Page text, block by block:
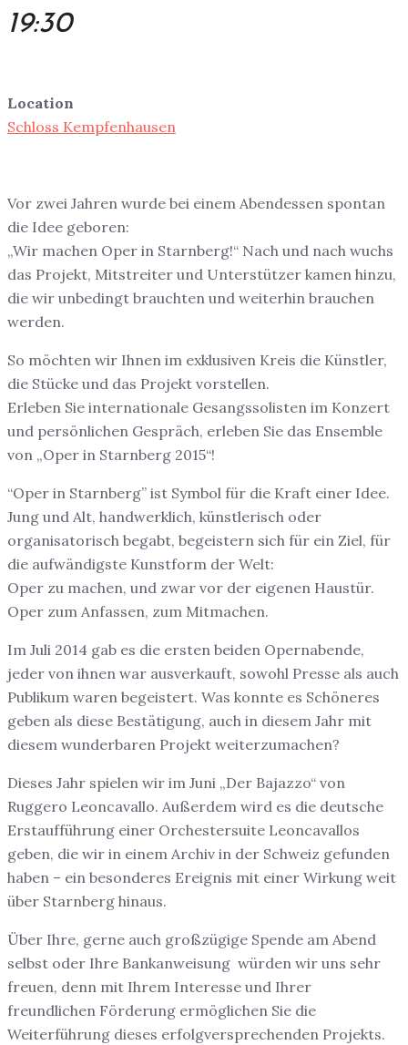
19:30
Location
Schloss Kempfenhausen
Vor zwei Jahren wurde bei einem Abendessen spontan
die Idee geboren:
„Wir machen Oper in Starnberg!“ Nach und nach wuchs
das Projekt, Mitstreiter und Unterstützer kamen hinzu,
die wir unbedingt brauchten und weiterhin brauchen
werden.
So möchten wir Ihnen im exklusiven Kreis die Künstler,
die Stücke und das Projekt vorstellen.
Erleben Sie internationale Gesangssolisten im Konzert
und persönlichen Gespräch, erleben Sie das Ensemble
von „Oper in Starnberg 2015“!
“Oper in Starnberg” ist Symbol für die Kraft einer Idee.
Jung und Alt, handwerklich, künstlerisch oder
organisatorisch begabt, begeistern sich für ein Ziel, für
die aufwändigste Kunstform der Welt:
Oper zu machen, und zwar vor der eigenen Haustür.
Oper zum Anfassen, zum Mitmachen.
Im Juli 2014 gab es die ersten beiden Opernabende,
jeder von ihnen war ausverkauft, sowohl Presse als auch
Publikum waren begeistert. Was konnte es Schöneres
geben als diese Bestätigung, auch in diesem Jahr mit
diesem wunderbaren Projekt weiterzumachen?
Dieses Jahr spielen wir im Juni „Der Bajazzo“ von
Ruggero Leoncavallo. Außerdem wird es die deutsche
Erstaufführung einer Orchestersuite Leoncavallos
geben, die wir in einem Archiv in der Schweiz gefunden
haben – ein besonderes Ereignis mit einer Wirkung weit
über Starnberg hinaus.
Über Ihre, gerne auch großzügige Spende am Abend
selbst oder Ihre Bankanweisung würden wir uns sehr
freuen, denn mit Ihrem Interesse und Ihrer
freundlichen Förderung ermöglichen Sie die
Weiterführung dieses erfolgversprechenden Projekts.